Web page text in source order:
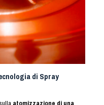
di Spray